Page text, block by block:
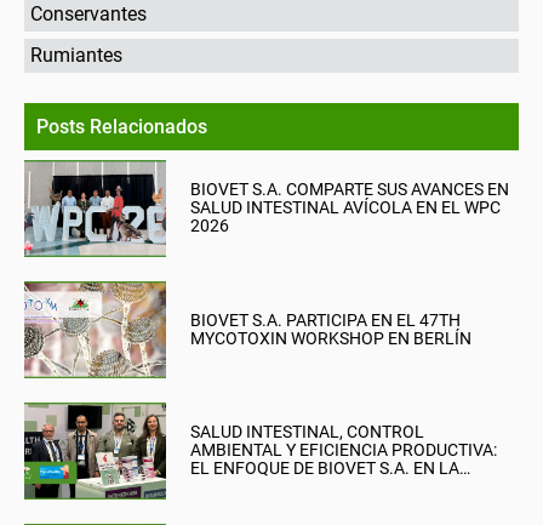
Conservantes
Rumiantes
Posts Relacionados
BIOVET S.A. COMPARTE SUS AVANCES EN
SALUD INTESTINAL AVÍCOLA EN EL WPC
2026
BIOVET S.A. PARTICIPA EN EL 47TH
MYCOTOXIN WORKSHOP EN BERLÍN
SALUD INTESTINAL, CONTROL
AMBIENTAL Y EFICIENCIA PRODUCTIVA:
EL ENFOQUE DE BIOVET S.A. EN LA